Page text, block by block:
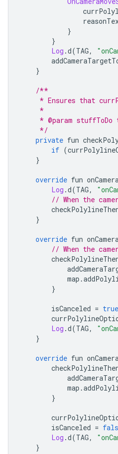
}
}
Log .d(TAG,
}
/**
* Ensures that
*
* @param stuffToDo
*/
private fun
if (
}
override fun
Log .d(TAG,
// When the
}
override fun
// When the
map .
}
isCanceled = true
Log .d(TAG,
}
override fun
map .
}
isCanceled =
Log .d(TAG,
}